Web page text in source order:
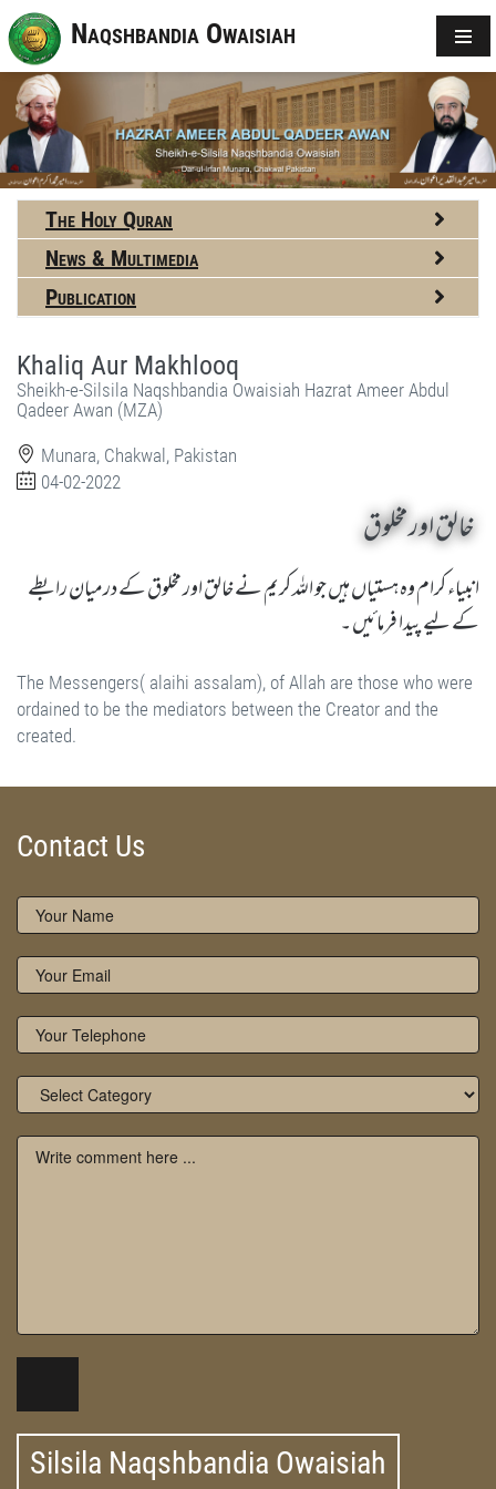
Naqshbandia Owaisiah
The Holy Quran
News & Multimedia
Publication
Khaliq Aur Makhlooq
Sheikh-e-Silsila Naqshbandia Owaisiah Hazrat Ameer Abdul
Qadeer Awan (MZA)
Munara, Chakwal, Pakistan
04-02-2022
خالق اور مخلوق
انبیاء کرام وہ ہستیاں ہیں جو اللہ کریم نے خالق اور مخلوق کے درمیان رابطے
کے لیے پیدا فرمائیں ۔
The Messengers( alaihi assalam), of Allah are those who were
ordained to be the mediators between the Creator and the
created.
Contact Us
Silsila Naqshbandia Owaisiah